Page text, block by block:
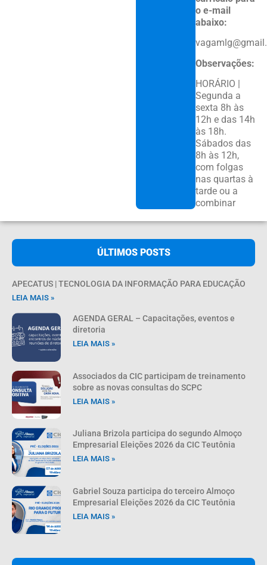
o e-mail
abaixo:
Observações:
HORÁRIO |
Segunda a
sexta 8h às
12h e das 14h
às 18h.
Sábados das
8h às 12h,
com folgas
nas quartas à
tarde ou a
combinar
ÚLTIMOS POSTS
APECATUS | TECNOLOGIA DA INFORMAÇÃO PARA EDUCAÇÃO
LEIA MAIS »
AGENDA GERAL – Capacitações, eventos e
diretoria
LEIA MAIS »
Associados da CIC participam de treinamento
sobre as novas consultas do SCPC
LEIA MAIS »
Juliana Brizola participa do segundo Almoço
Empresarial Eleições 2026 da CIC Teutônia
LEIA MAIS »
Gabriel Souza participa do terceiro Almoço
Empresarial Eleições 2026 da CIC Teutônia
LEIA MAIS »